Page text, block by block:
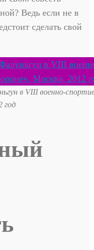
Ведь если не в
сделать свой
в VIII военно-
год